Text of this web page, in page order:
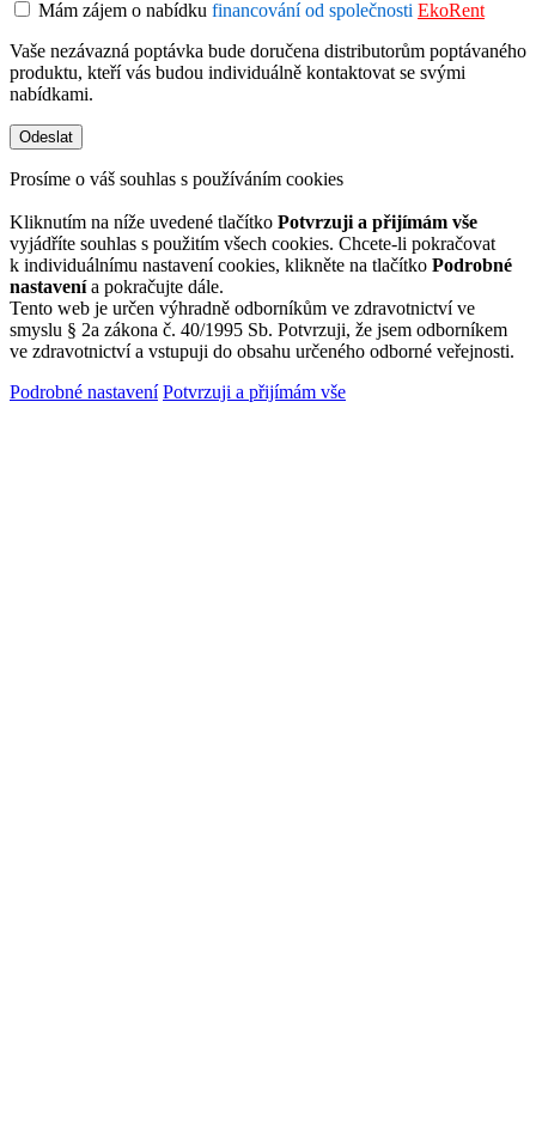
Mám zájem o nabídku financování od společnosti EkoRent
Vaše nezávazná poptávka bude doručena distributorům poptávaného
produktu, kteří vás budou individuálně kontaktovat se svými
nabídkami.
Prosíme o váš souhlas s používáním cookies
Kliknutím na níže uvedené tlačítko Potvrzuji a přijímám vše
vyjádříte souhlas s použitím všech cookies. Chcete-li pokračovat
k individuálnímu nastavení cookies, klikněte na tlačítko Podrobné
nastavenía pokračujte dále.
Tento web je určen výhradně odborníkům ve zdravotnictví ve
smyslu § 2a zákona č. 40/1995 Sb. Potvrzuji, že jsem odborníkem
ve zdravotnictví a vstupuji do obsahu určeného odborné veřejnosti.
Podrobné nastavení Potvrzuji a přijímám vše